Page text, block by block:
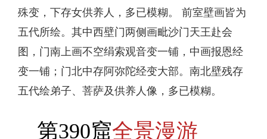
殊变，下存女供养人，多已模糊。 前室壁画皆为
五代所绘。其中西壁门两侧画毗沙门天王赴会
图，门南上画不空绢索观音变一铺，中画报恩经
变一铺；门北中存阿弥陀经变大部。南北壁残存
五代绘弟子、菩萨及供养人像，多已模糊。
第390窟全景漫游